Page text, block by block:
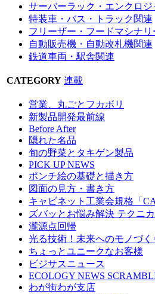
サーバーラック・エンクロジ
特装車・バス・トラック関連
フリーザー・フードマシナリ
自動販売機・自動改札機関連
鉄道車両・駅舎関連
CATEGORY 連載
営業、丸ごとフカボリ
新製品開発最前線
Before After
隠れた名品
旬の野菜とタキゲン製品
PICK UP NEWS
ポンチ絵の基礎と描き方
図面の見方・書き方
キャビネット工業会規格「
ズバッとお悩み解決 テクニ
瀧源点回帰
光る技術！未来へのモノづく
ちょっとユニークなお客様
ビジサスニュース
ECOLOGY NEWS
わが街わが支店